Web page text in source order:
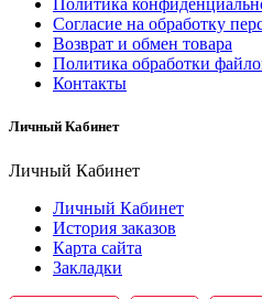
Политика
Согласие на обработку
Возврат и обмен товара
Политика обработки
Контакты
Личный Кабинет
Личный Кабинет
Личный Кабинет
История заказов
Карта сайта
Закладки